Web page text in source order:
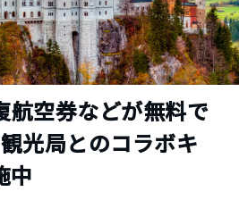
航空券などが無料で
光局とのコラボキ
中